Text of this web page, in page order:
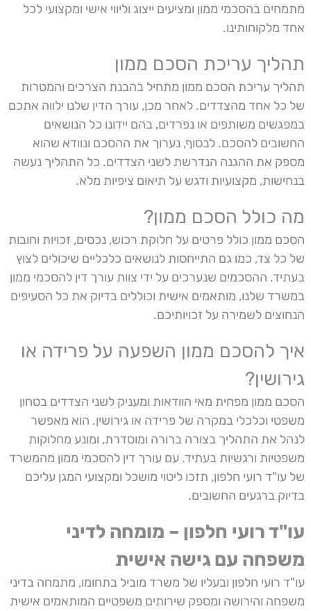
מתמחים בהסכמי ממון ומציעים ייצוג וליווי אישי ומקצועי לכל
אחד מלקוחותינו.
תהליך עריכת הסכם ממון
תהליך עריכת הסכם ממון מתחיל בהבנת הצרכים והמטרות
של כל אחד מהצדדים. לאחר מכן, עורך הדין שלנו ילווה אתכם
במפגשים משותפים או נפרדים, בהם יידונו כל הנושאים
החשובים להסכם. לבסוף, נערוך את ההסכם ונוודא שהוא
מספק את ההגנה הנדרשת לשני הצדדים. כל התהליך נעשה
בנחישות, מקצועיות ודגש על תיאום ציפיות מלא.
מה כולל הסכם ממון?
הסכם ממון כולל פרטים על חלוקת רכוש, נכסים, זכויות וחובות
של כל צד, כמו גם התייחסות לנושאים כלכליים שיכולים לצוץ
בעתיד. ההסכמים שנערכים על ידי צוות עורך דין להסכמי ממון
במשרד שלנו, מותאמים אישית וכוללים בדיוק את כל הסעיפים
הנחוצים לשמירה על זכויותיכם.
איך להסכם ממון השפעה על פרידה או
גירושין?
הסכם ממון מפחית מאי הוודאות ומעניק לשני הצדדים בטחון
משפטי וכלכלי במקרה של פרידה או גירושין. הוא מאפשר
לנהל את התהליך בצורה ברורה ומוסדרת, ומונע מחלוקות
משפטיות ורגשיות בעתיד. עם עורך דין להסכמי ממון מהמשרד
של עו"ד רועי חלפון, תזכו ליטוי מושכל ומקצועי המגן עליכם
בדיוק ברגעים החשובים.
עו"ד רועי חלפון – מומחה לדיני
משפחה עם גישה אישית
עו"ד רועי חלפון ובעליו של משרד מוביל בתחומו, מתמחה בדיני
משפחה והירושה ומספק שירותים משפטיים המותאמים אישית